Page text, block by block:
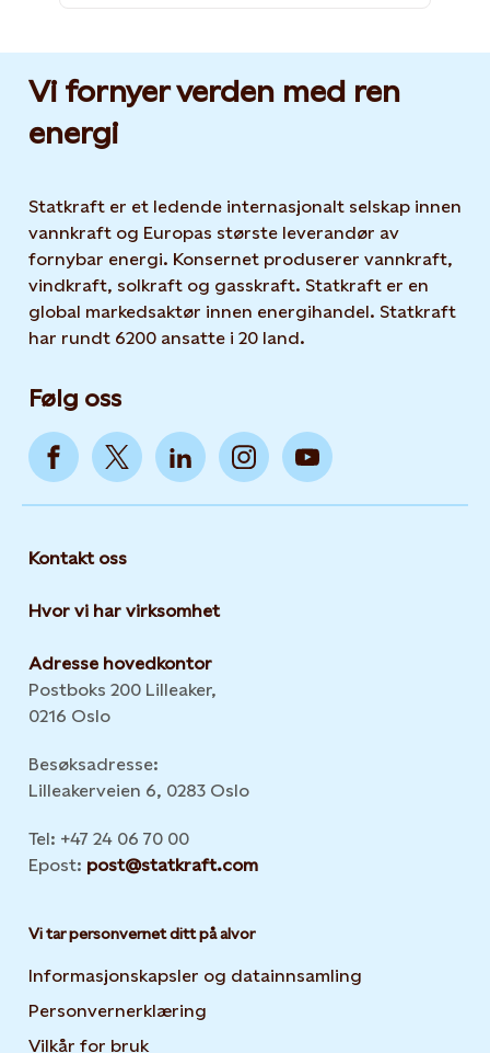
Vi fornyer verden med ren
energi
Statkraft er et ledende internasjonalt selskap innen
vannkraft og Europas største leverandør av
fornybar energi. Konsernet produserer vannkraft,
vindkraft, solkraft og gasskraft. Statkraft er en
global markedsaktør innen energihandel. Statkraft
har rundt 6200 ansatte i 20 land.
Følg oss
Kontakt oss
Hvor vi har virksomhet
Adresse hovedkontor
Postboks 200 Lilleaker,
0216 Oslo
Besøksadresse:
Lilleakerveien 6, 0283 Oslo
Tel: +47 24 06 70 00
Epost: post@statkraft.com
Vi tar personvernet ditt på alvor
Informasjonskapsler og datainnsamling
Personvernerklæring
Vilkår for bruk